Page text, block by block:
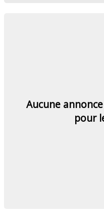
Aucune
pour